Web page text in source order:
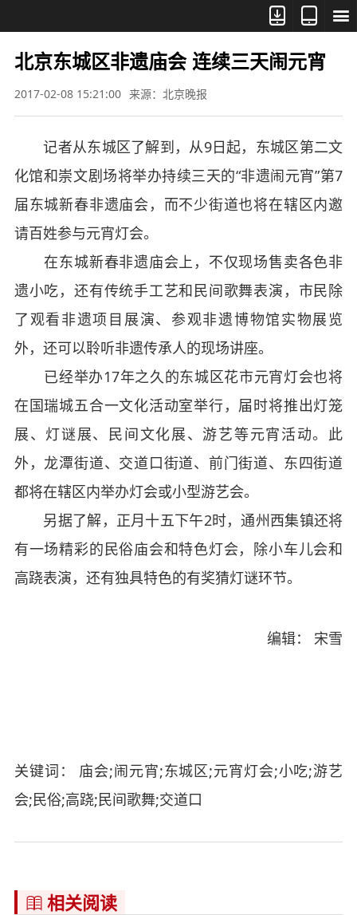



北京东城区非遗庙会 连续三天闹元宵
2017-02-08 15:21:00 来源：北京晚报
记者从东城区了解到，从9日起，东城区第二文
化馆和崇文剧场将举办持续三天的“非遗闹元宵”第7
届东城新春非遗庙会，而不少街道也将在辖区内邀
请百姓参与元宵灯会。
在东城新春非遗庙会上，不仅现场售卖各色非
遗小吃，还有传统手工艺和民间歌舞表演，市民除
了观看非遗项目展演、参观非遗博物馆实物展览
外，还可以聆听非遗传承人的现场讲座。
已经举办17年之久的东城区花市元宵灯会也将
在国瑞城五合一文化活动室举行，届时将推出灯笼
展、灯谜展、民间文化展、游艺等元宵活动。此
外，龙潭街道、交道口街道、前门街道、东四街道
都将在辖区内举办灯会或小型游艺会。
另据了解，正月十五下午2时，通州西集镇还将
有一场精彩的民俗庙会和特色灯会，除小车儿会和
高跷表演，还有独具特色的有奖猜灯谜环节。
编辑： 宋雪
关键词： 庙会;闹元宵;东城区;元宵灯会;小吃;游艺
会;民俗;高跷;民间歌舞;交道口
 相关阅读